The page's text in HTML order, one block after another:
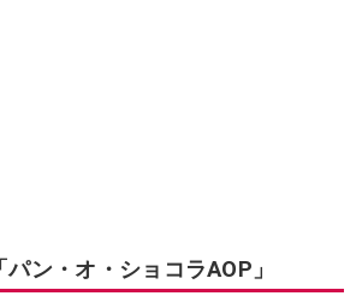
ン・オ・ショコラAOP」